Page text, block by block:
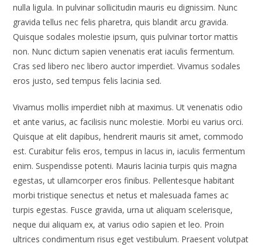
nulla ligula. In pulvinar sollicitudin mauris eu dignissim. Nunc
gravida tellus nec felis pharetra, quis blandit arcu gravida.
Quisque sodales molestie ipsum, quis pulvinar tortor mattis
non. Nunc dictum sapien venenatis erat iaculis fermentum.
Cras sed libero nec libero auctor imperdiet. Vivamus sodales
eros justo, sed tempus felis lacinia sed.
Vivamus mollis imperdiet nibh at maximus. Ut venenatis odio
et ante varius, ac facilisis nunc molestie. Morbi eu varius orci.
Quisque at elit dapibus, hendrerit mauris sit amet, commodo
est. Curabitur felis eros, tempus in lacus in, iaculis fermentum
enim. Suspendisse potenti. Mauris lacinia turpis quis magna
egestas, ut ullamcorper eros finibus. Pellentesque habitant
morbi tristique senectus et netus et malesuada fames ac
turpis egestas. Fusce gravida, urna ut aliquam scelerisque,
neque dui aliquam ex, at varius odio sapien et leo. Proin
ultrices condimentum risus eget vestibulum. Praesent volutpat